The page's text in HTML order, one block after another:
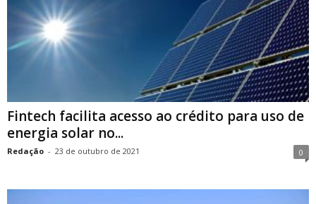
Fintech facilita acesso ao crédito para uso de
energia solar no...
Redação - 23 de outubro de 2021 0